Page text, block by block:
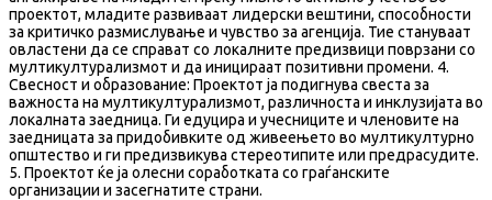
проектот, младите развиваат лидерски вештини, способности
за критичко размислување и чувство за агенција. Тие стануваат
овластени да се справат со локалните предизвици поврзани со
мултикултурализмот и да иницираат позитивни промени. 4.
Свесност и образование: Проектот ја подигнува свеста за
важноста на мултикултурализмот, различноста и инклузијата во
локалната заедница. Ги едуцира и учесниците и членовите на
заедницата за придобивките од живеењето во мултикултурно
општество и ги предизвикува стереотипите или предрасудите.
5. Проектот ќе ја олесни соработката со граѓанските
организации и засегнатите страни.